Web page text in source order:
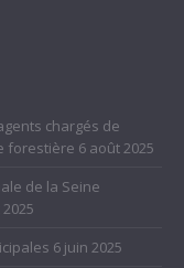
chargés de
forestière 6 août 2025
de la Seine
6 juin 2025